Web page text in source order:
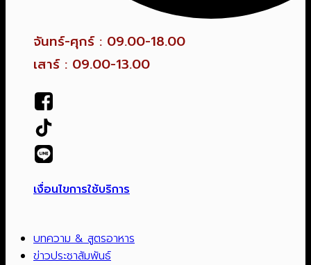
จันทร์-ศุกร์ : 09.00-18.00
เสาร์ : 09.00-13.00
เงื่อนไขการใช้บริการ
บทความ & สูตรอาหาร
ข่าวประชาสัมพันธ์